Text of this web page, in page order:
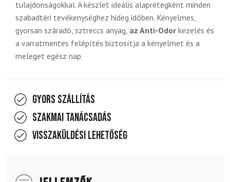
tulajdonságokkal. A készlet ideális alaprétegként minden
szabadtéri tevékenységhez hideg időben. Kényelmes,
gyorsan száradó, sztreccs anyag, az Anti-Odor kezelés és
a varratmentes felépítés biztosítja a kényelmet és a
meleget egész nap.
Gyors szállítás
Szakmai tanácsadás
Visszaküldési lehetőség